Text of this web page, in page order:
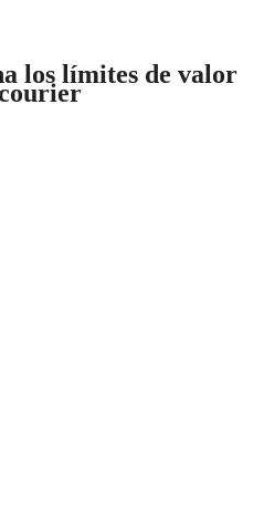
los límites de valor